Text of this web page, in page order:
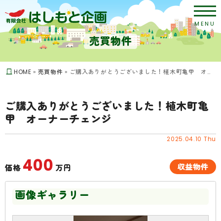
MENU
売買物件
HOME » 売買物件 » ご購入ありがとうございました！植木町亀甲 オーナーチェンジ
ご購入ありがとうございました！植木町亀
甲 オーナーチェンジ
2025.04.10 Thu
価格 400 万円 収益物件
画像ギャラリー